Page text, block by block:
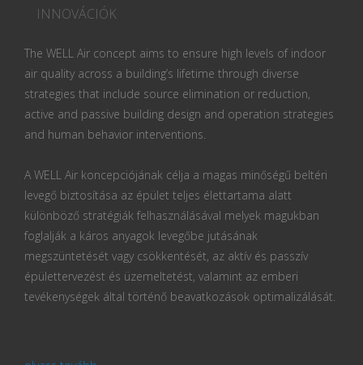
INNOVÁCIÓK
The WELL Air concept aims to ensure high levels of indoor
air quality across a building’s lifetime through diverse
strategies that include source elimination or reduction,
active and passive building design and operation strategies
and human behavior interventions.
A WELL Air koncepciójának célja a magas minőségű beltéri
levegő biztosítása az épület teljes élettartama alatt
különböző stratégiák felhasználásával melyek magukban
foglalják a káros anyagok levegőbe jutásának
megszüntetését vagy csökkentését, az aktív és passzív
épülettervezést és üzemeltetést, valamint az emberi
tevékenységek által történő beavatkozások optimalizálását.